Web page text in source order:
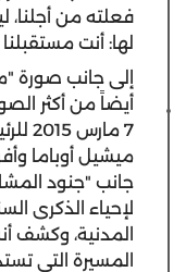
فعلته من أجلنا،
لها: أنت
إلى جانب صورة
أيضاً من أكثر
7
ميشيل أوباما
جانب "جنود
لإحياء الذكرى
المدنية، وكشف
المسيرة التي